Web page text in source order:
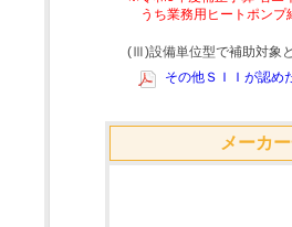
うち業務用ヒートポン
(Ⅲ)設備単位型で補助対象
その他ＳＩＩが認め
メーカ